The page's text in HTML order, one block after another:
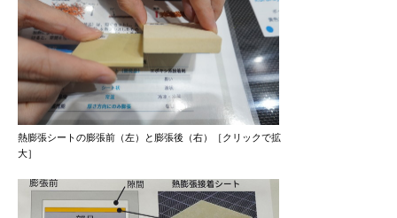
熱膨張シートの膨張前（左）と膨張後（右）［クリックで拡
大］